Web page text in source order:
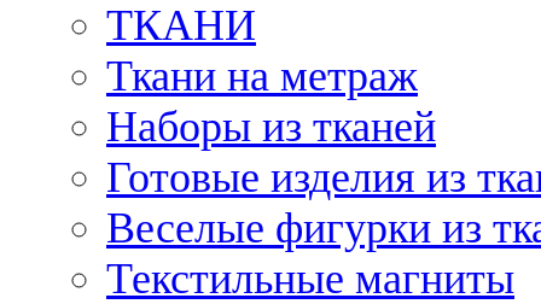
ТКАНИ
Ткани на метраж
Наборы из тканей
Готовые изделия из
Веселые фигурки из
Текстильные магниты